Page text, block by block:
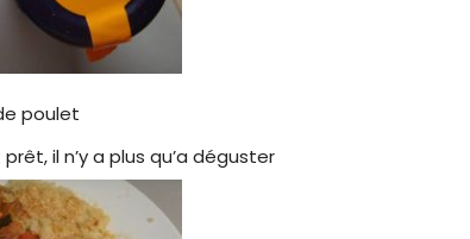
poulet
il n’y a plus qu’a déguster